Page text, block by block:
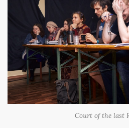
Court of the last